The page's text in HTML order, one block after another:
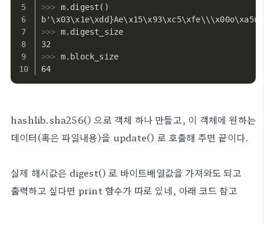
>>> m.digest()
>>> m.digest_size
32
>>> m.block_size
64
hashlib.sha256() 으로 객체 하나 만들고, 이 객체에 원하는
데이터(혹은 파일내용)을 update() 로 호출해 주면 끝이다.
실제 해시값은 digest() 로 바이트배열값을 가져와도 되고
출력하고 싶다면 print 함수가 따로 있네, 아래 코드 참고